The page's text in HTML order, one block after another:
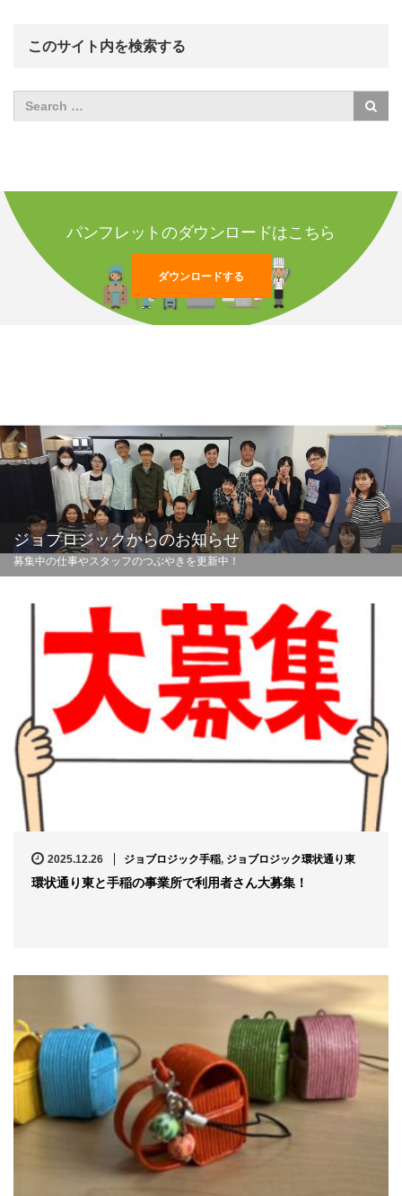
このサイト内を検索する
パンフレットのダウンロードはこちら
ダウンロードする
ジョブロジックからのお知らせ
募集中の仕事やスタッフのつぶやきを更新中！
2025.12.26 ジョブロジック手稲, ジョブロジック環状通り東
環状通り東と手稲の事業所で利用者さん大募集！